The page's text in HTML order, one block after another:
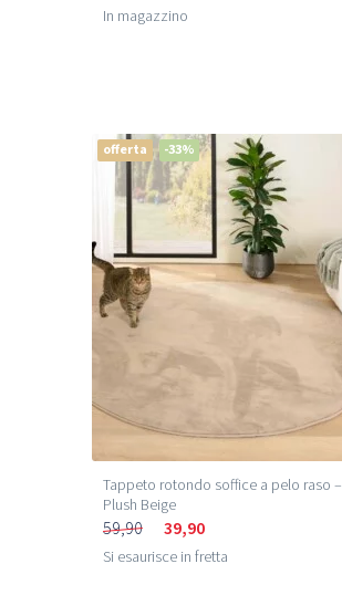
In magazzino
offerta -33%
Tappeto rotondo soffice a pelo raso –
Plush Beige
59,90 39,90
Si esaurisce in fretta